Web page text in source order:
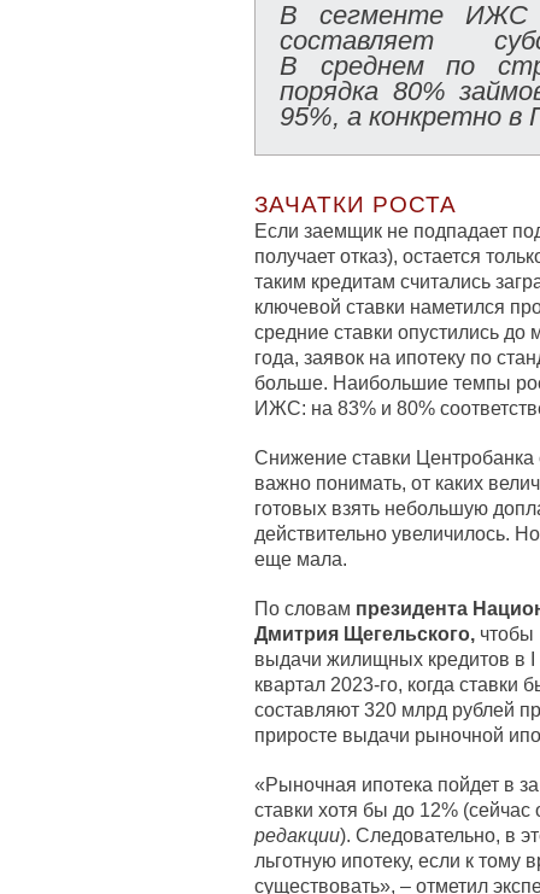
В сегменте
составляет
В среднем по
порядка 80%
95%, а конкретно
ЗАЧАТКИ РОСТА
Если заемщик не подпадает
получает отказ), остается
таким кредитам считались
ключевой ставки наметился
средние ставки опустились до
года, заявок на ипотеку по
больше. Наибольшие темпы
ИЖС: на 83% и 80%
Снижение ставки Центробанка
важно понимать, от каких
готовых взять небольшую
действительно увеличилось.
еще мала.
По словам президента
Дмитрия Щегельского, чтобы
выдачи жилищных кредитов в I
квартал 2023-го, когда
составляют 320 млрд рублей
приросте выдачи рыночной
«Рыночная ипотека пойдет в
ставки хотя бы до 12%
редакции). Следовательно, в
льготную ипотеку, если к
существовать», – отметил